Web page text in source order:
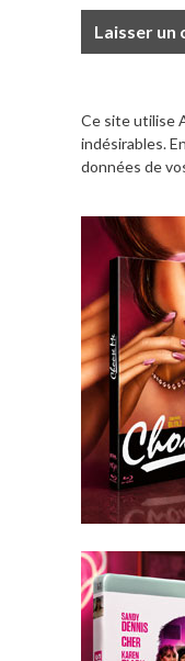
Ce site utilise
indésirables.
données de